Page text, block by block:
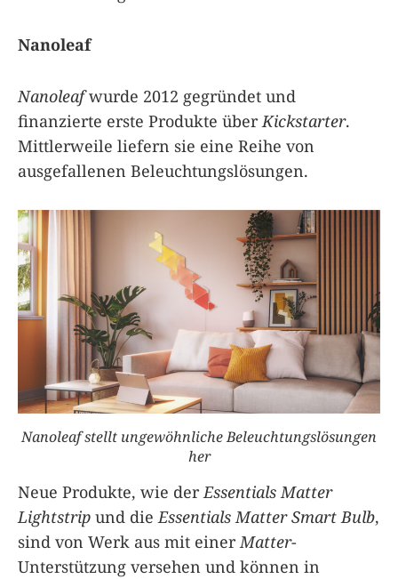
Nanoleaf
Nanoleafwurde 2012 gegründet und
finanzierte erste Produkte über Kickstarter.
Mittlerweile liefern sie eine Reihe von
ausgefallenen Beleuchtungslösungen.
Nanoleaf stellt ungewöhnliche Beleuchtungslösungen
her
Neue Produkte, wie derEssentials Matter
Lightstrip und dieEssentials Matter Smart Bulb,
sind von Werk aus mit einerMatter-
Unterstützung versehen und können in